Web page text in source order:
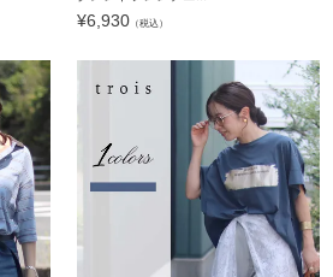
¥6,930 （税込）